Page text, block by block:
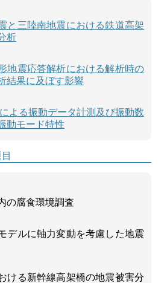
と三陸南地震における鉄道高架
析
地震応答解析における解析時の
結果に及ぼす影響
よる振動データ計測及び振動数
動モード特性
の腐食環境調査
デルに軸力変動を考慮した地震
ける新幹線高架橋の地震被害分